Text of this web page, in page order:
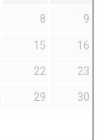
8
9
15
16
22
23
29
30